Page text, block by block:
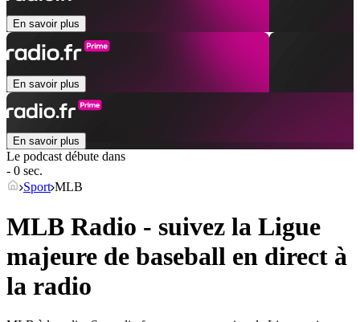
En savoir plus
En savoir plus
En savoir plus
Le podcast débute dans
- 0 sec.
Sport MLB
MLB Radio - suivez la Ligue
majeure de baseball en direct à
la radio